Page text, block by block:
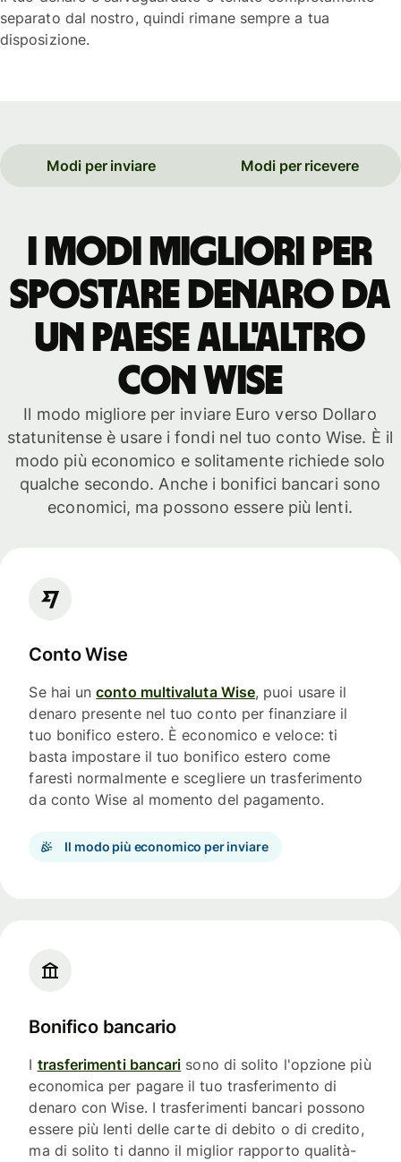
separato dal nostro, quindi rimane sempre a tua
disposizione.
Modi per inviare Modi per ricevere
I modi migliori per
spostare denaro da
un paese all'altro
con WISE
Il modo migliore per inviare Euro verso Dollaro
statunitense è usare i fondi nel tuo conto Wise. È il
modo più economico e solitamente richiede solo
qualche secondo. Anche i bonifici bancari sono
economici, ma possono essere più lenti.
Conto Wise
Se hai unconto multivaluta Wise, puoi usare il
denaro presente nel tuo conto per finanziare il
tuo bonifico estero. È economico e veloce: ti
basta impostare il tuo bonifico estero come
faresti normalmente e scegliere un trasferimento
da conto Wise al momento del pagamento.
Il modo più economico per inviare
Bonifico bancario
I trasferimenti bancari sono di solito l'opzione più
economica per pagare il tuo trasferimento di
denaro con Wise. I trasferimenti bancari possono
essere più lenti delle carte di debito o di credito,
ma di solito ti danno il miglior rapporto qualità-